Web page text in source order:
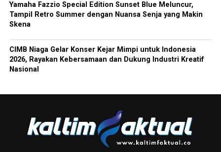
Yamaha Fazzio Special Edition Sunset Blue Meluncur,
Tampil Retro Summer dengan Nuansa Senja yang Makin
Skena
CIMB Niaga Gelar Konser Kejar Mimpi untuk Indonesia
2026, Rayakan Kebersamaan dan Dukung Industri Kreatif
Nasional